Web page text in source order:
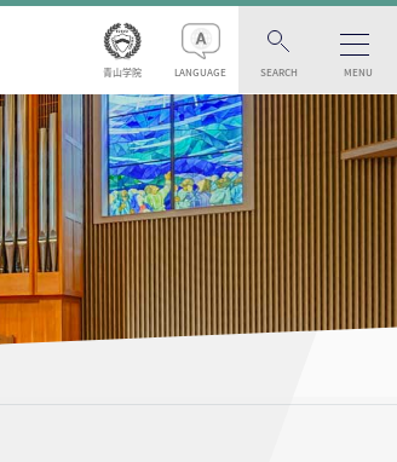
青山学院 LANGUAGE SEARCH MENU